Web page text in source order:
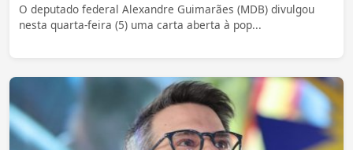
O deputado federal Alexandre Guimarães (MDB) divulgou
nesta quarta-feira (5) uma carta aberta à pop...